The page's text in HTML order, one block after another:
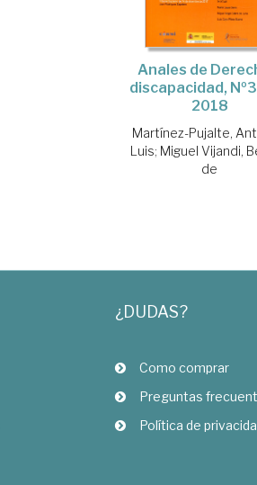
Anales de
discapacidad,
2018
Martínez-Pujalte,
Luis; Miguel Vijandi,
de
¿DUDAS?
Como comprar
Preguntas
Política de